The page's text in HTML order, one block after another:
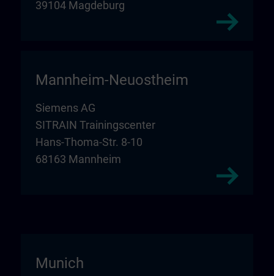
39104 Magdeburg
Mannheim-Neuostheim
Siemens AG
SITRAIN Trainingscenter
Hans-Thoma-Str. 8-10
68163 Mannheim
Munich